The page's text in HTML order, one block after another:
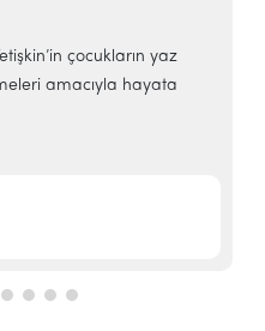
çocukların yaz
amacıyla hayata